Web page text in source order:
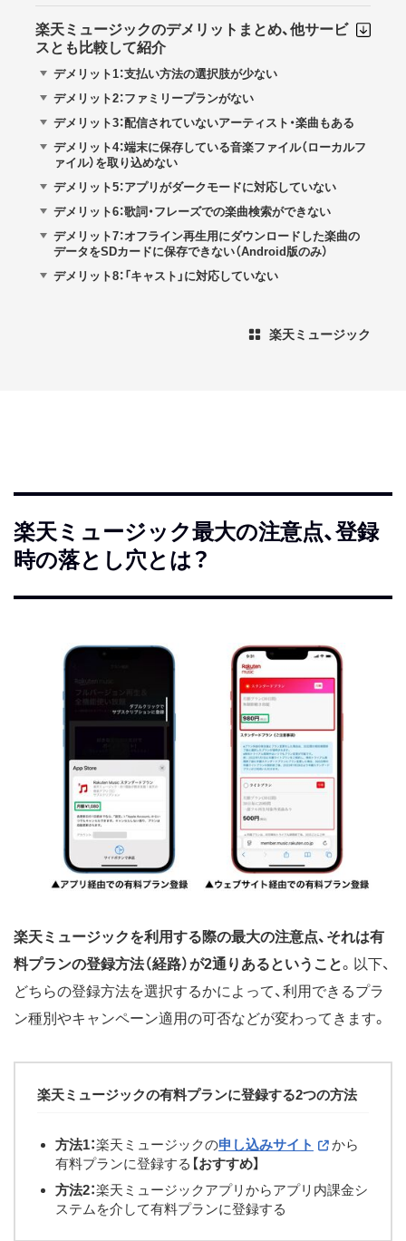
楽天ミュージックのデメリットまとめ、他サービ
スとも比較して紹介
デメリット1：支払い方法の選択肢が少ない
デメリット2：ファミリープランがない
デメリット3：配信されていないアーティスト・楽曲もある
デメリット4：端末に保存している音楽ファイル（ローカルフ
ァイル）を取り込めない
デメリット5：アプリがダークモードに対応していない
デメリット6：歌詞・フレーズでの楽曲検索ができない
デメリット7：オフライン再生用にダウンロードした楽曲の
データをSDカードに保存できない（Android版のみ）
デメリット8：「キャスト」に対応していない
楽天ミュージック
楽天ミュージック最大の注意点、登録
時の落とし穴とは？
楽天ミュージックを利用する際の最大の注意点、それは有
料プランの登録方法（経路）が2通りあるということ。以下、
どちらの登録方法を選択するかによって、利用できるプラ
ン種別やキャンペーン適用の可否などが変わってきます。
楽天ミュージックの有料プランに登録する2つの方法
方法1：楽天ミュージックの申し込みサイト
から
有料プランに登録する 【おすすめ】
方法2：楽天ミュージックアプリからアプリ内課金シ
ステムを介して有料プランに登録する